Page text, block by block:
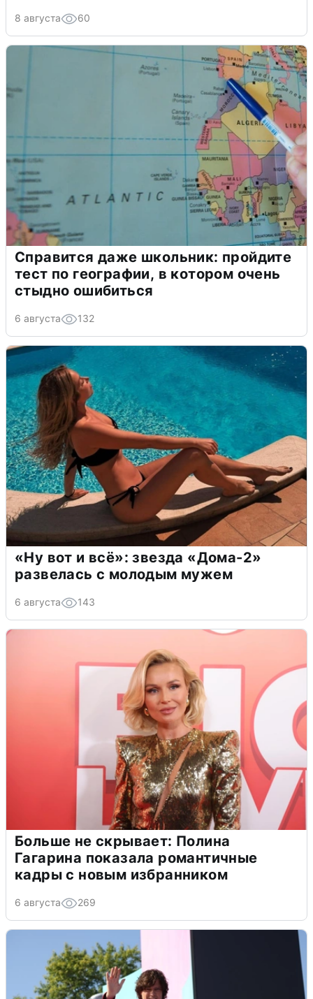
8 августа 60
Справится даже школьник: пройдите
тест по географии, в котором очень
стыдно ошибиться
6 августа 132
«Ну вот и всё»: звезда «Дома-2»
развелась с молодым мужем
6 августа 143
Больше не скрывает: Полина
Гагарина показала романтичные
кадры с новым избранником
6 августа 269